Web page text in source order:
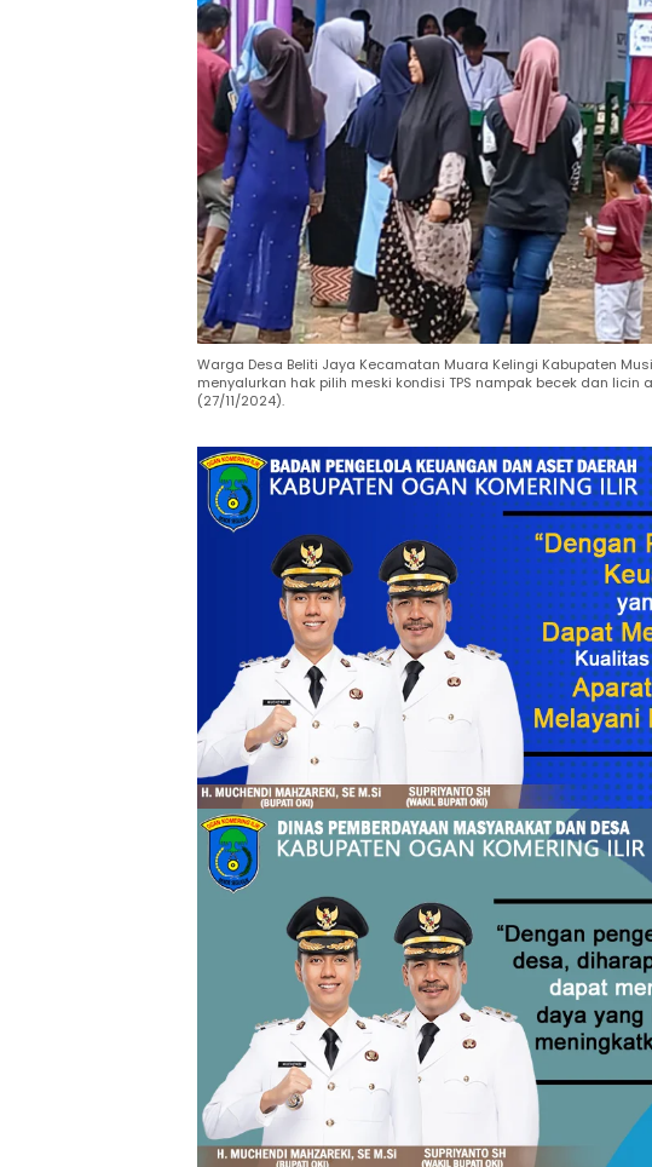
Warga Desa Beliti Jaya Kecamatan Muara Kelingi Kabupaten
menyalurkan hak pilih meski kondisi TPS nampak becek dan licin
(27/11/2024).